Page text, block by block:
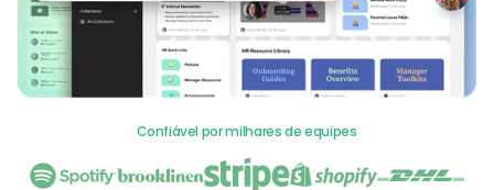
Confiável por milhares de equipes